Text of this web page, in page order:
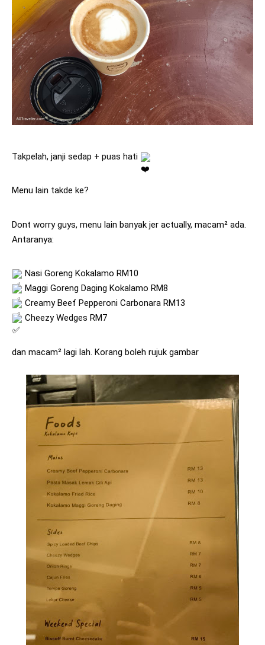
Takpelah, janji sedap + puas hati
Menu lain takde ke?
Dont worry guys, menu lain banyak jer actually, macam² ada.
Antaranya:
Nasi Goreng Kokalamo RM10
Maggi Goreng Daging Kokalamo RM8
Creamy Beef Pepperoni Carbonara RM13
Cheezy Wedges RM7
dan macam² lagi lah. Korang boleh rujuk gambar